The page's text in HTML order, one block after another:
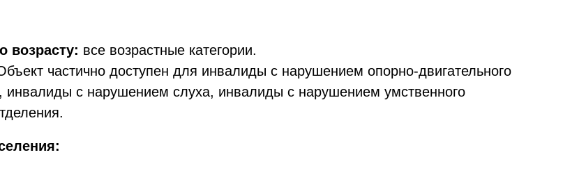
возрасту: все возрастные категории.
частично доступен для инвалиды с нарушением опорно-двигательного
с нарушением слуха, инвалиды с нарушением умственного